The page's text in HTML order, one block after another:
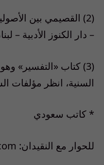
(2) القصيمي بين
– دار الكنوز الأدبية – لبنان 2001 ص
(3) كتاب «التفسير»
السنية، انظر مؤلفات
* كاتب سعودي
للحوار مع النقيدان: alngidan@yahoo.com